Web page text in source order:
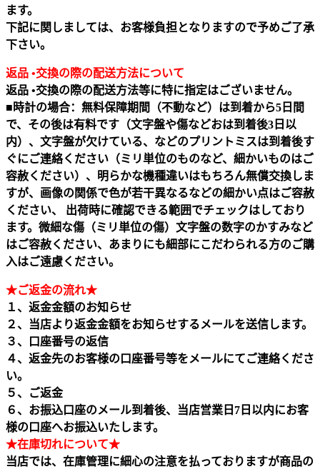
ます。
下記に関しましては、お客様負担となりますので予めご了承
下さい。
返品 •交換の際の配送方法について
返品 •交換の際の配送方法等に特に指定はございません。
■時計の場合：無料保障期間（不動など）は到着から5日間
で、その後は有料です（文字盤や傷などおは到着後3日以
内）、文字盤が欠けている、などのプリントミスは到着後す
ぐにご連絡ください（ミリ単位のものなど、細かいものはご
容赦ください）、明らかな機種違いはもちろん無償交換しま
すが、画像の関係で色が若干異なるなどの細かい点はご容赦
ください、 出荷時に確認できる範囲でチェックはしており
ます。微細な傷（ミリ単位の傷）文字盤の数字のかすみなど
はご容赦ください、あまりにも細部にこだわられる方のご購
入はご遠慮ください。
★ご返金の流れ★
１、返金金額のお知らせ
２、当店より返金金額をお知らせするメールを送信します。
３、口座番号の返信
４、返金先のお客様の口座番号等をメールにてご連絡くださ
い。
５、ご返金
６、お振込口座のメール到着後、当店営業日7日以内にお客
様の口座へお振込いたします。
★在庫切れについて★
当店では、在庫管理に細心の注意を払っておりますが商品の